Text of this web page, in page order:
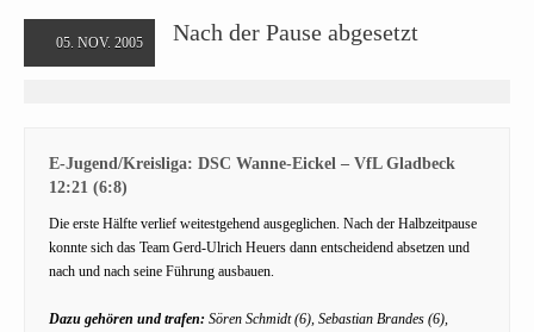
05. NOV. 2005 Nach der Pause abgesetzt
E-Jugend/Kreisliga: DSC Wanne-Eickel – VfL Gladbeck
12:21 (6:8)
Die erste Hälfte verlief weitestgehend ausgeglichen. Nach der Halbzeitpause
konnte sich das Team Gerd-Ulrich Heuers dann entscheidend absetzen und
nach und nach seine Führung ausbauen.
Dazu gehören und trafen: Sören Schmidt (6), Sebastian Brandes (6),